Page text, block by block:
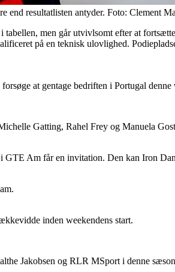
end resultatlisten antyder. Foto: Clement
men går utvivlsomt efter at
på en teknisk ulovlighed.
at gentage bedriften i Portugal denne
Gatting, Rahel Frey og Manuela
Am får en invitation. Den kan Iron
inden weekendens start.
Jakobsen og RLR MSport i denne